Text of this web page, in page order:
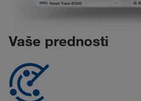
Vaše prednosti